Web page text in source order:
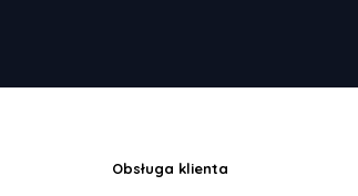
Obsługa klienta